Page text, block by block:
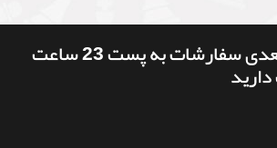
توجه : تا تحویل بعدی سفارشات به پست 23 ساعت